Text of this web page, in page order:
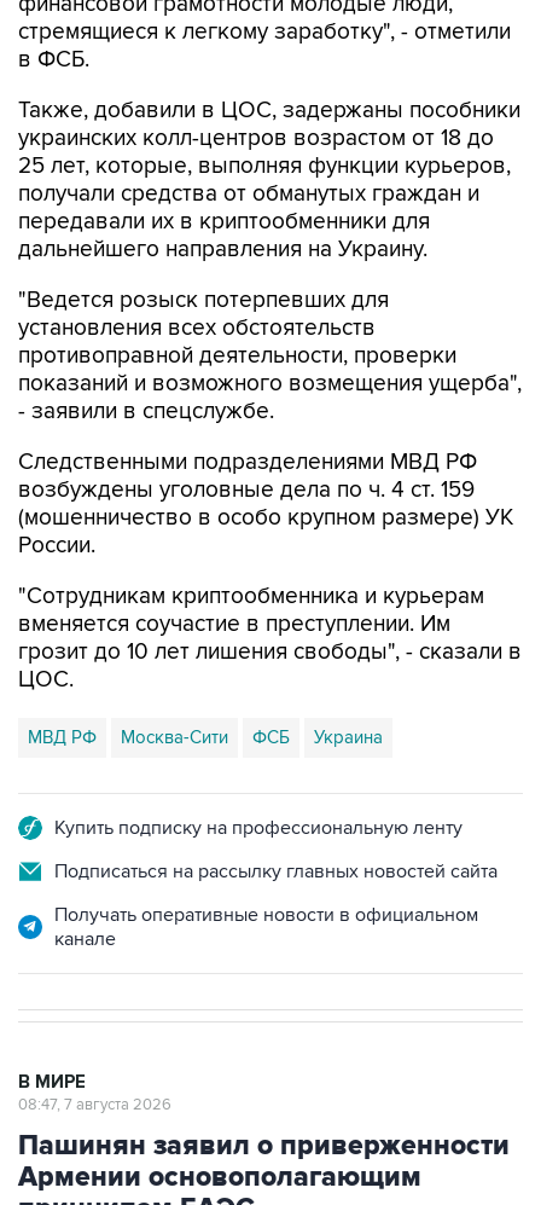
стремящиеся к легкому заработку", - отметили
в ФСБ.
Также, добавили в ЦОС, задержаны пособники
украинских колл-центров возрастом от 18 до
25 лет, которые, выполняя функции курьеров,
получали средства от обманутых граждан и
передавали их в криптообменники для
дальнейшего направления на Украину.
"Ведется розыск потерпевших для
установления всех обстоятельств
противоправной деятельности, проверки
показаний и возможного возмещения ущерба",
- заявили в спецслужбе.
Следственными подразделениями МВД РФ
возбуждены уголовные дела по ч. 4 ст. 159
(мошенничество в особо крупном размере) УК
России.
"Сотрудникам криптообменника и курьерам
вменяется соучастие в преступлении. Им
грозит до 10 лет лишения свободы", - сказали в
ЦОС.
МВД РФ Москва-Сити ФСБ Украина
Купить подписку на профессиональную ленту
Подписаться на рассылку главных новостей сайта
Получать оперативные новости в официальном
канале
В МИРЕ
08:47, 7 августа 2026
Пашинян заявил о приверженности
Армении основополагающим